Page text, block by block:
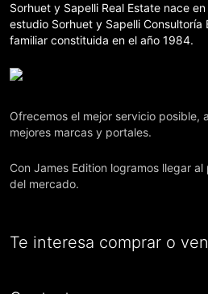
Sorhuet y Sapelli Real Estate nace
estudio Sorhuet y Sapelli Consultoría
familiar constituida en el año 1984.
Ofrecemos el mejor servicio posible,
mejores marcas y portales.
Con James Edition logramos llegar
del mercado.
Te interesa comprar o